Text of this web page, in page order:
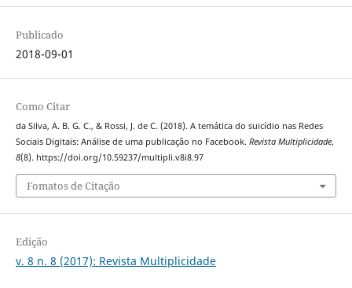
Publicado
2018-09-01
Como Citar
da Silva, A. B. G. C., & Rossi, J. de C. (2018). A temática do suicídio nas Redes
Sociais Digitais: Análise de uma publicação no Facebook. Revista Multiplicidade,
8(8). https://doi.org/10.59237/multipli.v8i8.97
Fomatos de Citação
Edição
v. 8 n. 8 (2017): Revista Multiplicidade